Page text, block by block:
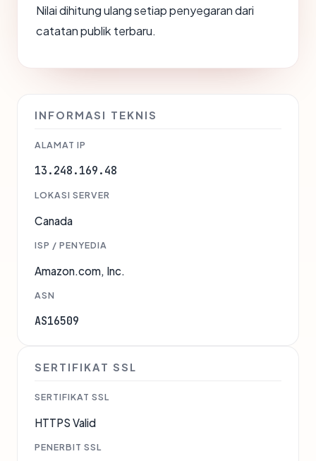
Nilai dihitung ulang setiap penyegaran dari
catatan publik terbaru.
INFORMASI TEKNIS
ALAMAT IP
13.248.169.48
LOKASI SERVER
Canada
ISP / PENYEDIA
Amazon.com, Inc.
ASN
AS16509
SERTIFIKAT SSL
SERTIFIKAT SSL
HTTPS Valid
PENERBIT SSL